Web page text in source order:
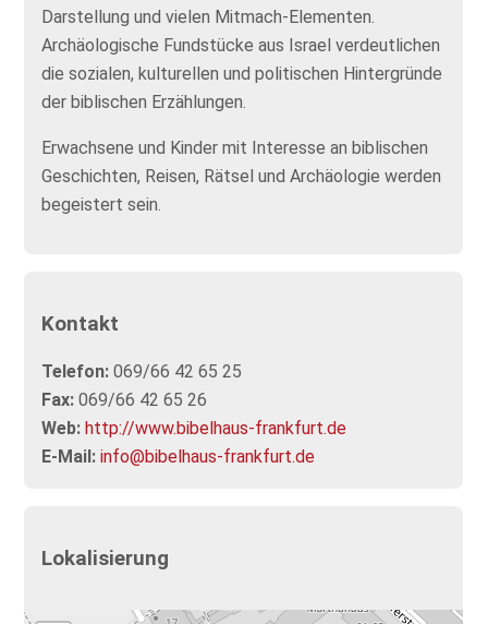
Darstellung und vielen Mitmach-Elementen.
Archäologische Fundstücke aus Israel verdeutlichen
die sozialen, kulturellen und politischen Hintergründe
der biblischen Erzählungen.
Erwachsene und Kinder mit Interesse an biblischen
Geschichten, Reisen, Rätsel und Archäologie werden
begeistert sein.
Kontakt
Telefon: 069/66 42 65 25
Fax: 069/66 42 65 26
Web: http://www.bibelhaus-frankfurt.de
E-Mail: info@bibelhaus-frankfurt.de
Lokalisierung